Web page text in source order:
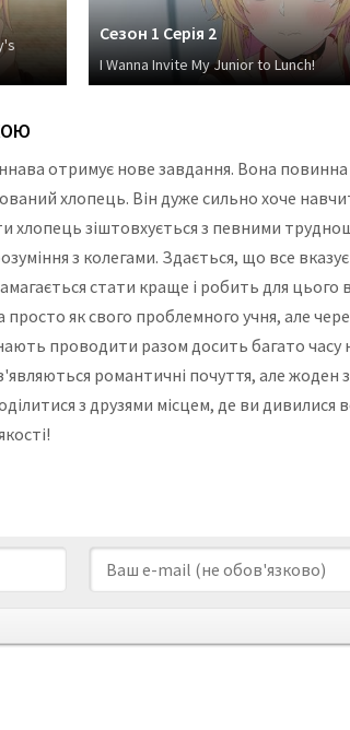
Сезон 1 Серія 2
I Wanna Invite My Junior to Lunch!
отримує нове завдання. Вона
хлопець. Він дуже сильно хоче
хлопець зіштовхується з певними
з колегами. Здається, що все
стати краще і робить для
як свого проблемного учня, але
проводити разом досить багато часу
романтичні почуття, але жоден
з друзями місцем, де ви дивилися